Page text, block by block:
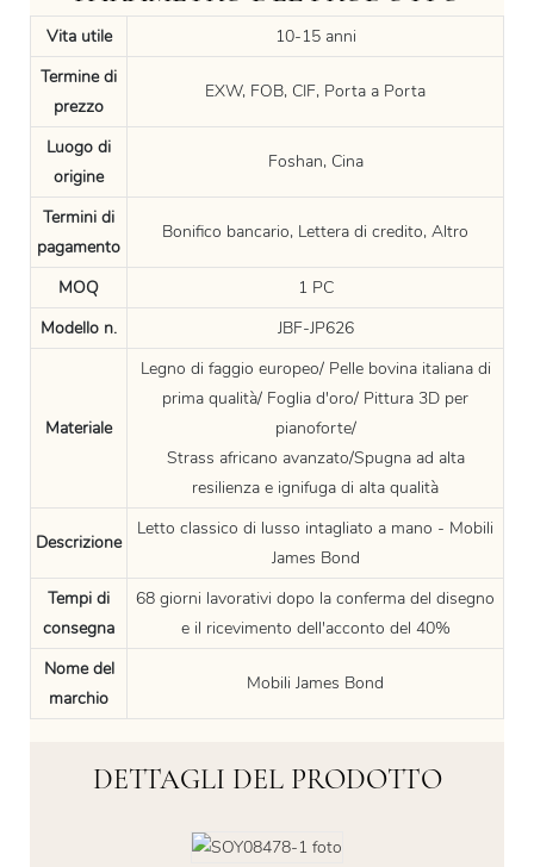
Vita utile
10-15 anni
Termine di
prezzo
EXW, FOB, CIF, Porta a Porta
Luogo di
origine
Foshan, Cina
Termini di
pagamento
Bonifico bancario, Lettera di credito, Altro
MOQ
1 PC
Modello n.
JBF-JP626
Materiale
Legno di faggio europeo/ Pelle bovina italiana di
prima qualità/ Foglia d'oro/ Pittura 3D per
pianoforte/
Strass africano avanzato/Spugna ad alta
resilienza e ignifuga di alta qualità
Descrizione
Letto classico di lusso intagliato a mano - Mobili
James Bond
Tempi di
consegna
68 giorni lavorativi dopo la conferma del disegno
e il ricevimento dell'acconto del 40%
Nome del
marchio
Mobili James Bond
DETTAGLI DEL PRODOTTO